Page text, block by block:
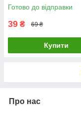
Готово до відправки
39 ₴ 69 ₴
Купити
Про нас